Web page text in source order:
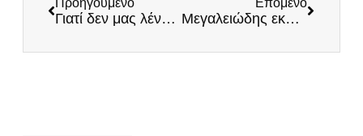
Προηγούμενο
Γιατί δεν μας λένε την αλήθεια για τα ελληνοτουρκικά
Επόμενο
Μεγαλειώδης εκδήλωση των ΕΛΛΗΝΩΝ στην καρδιά της Αθήνας